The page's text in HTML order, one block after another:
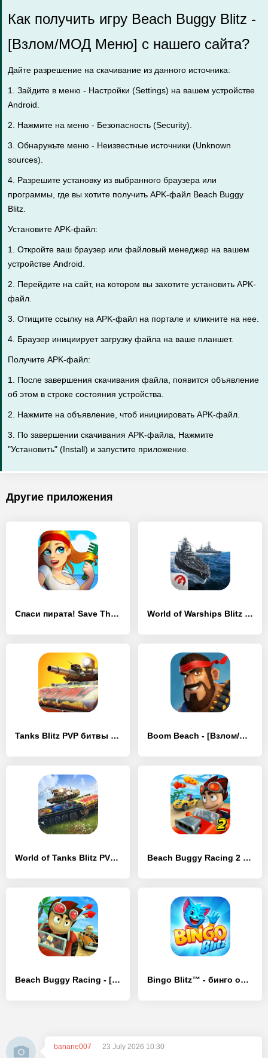
Как получить игру Beach Buggy Blitz -
[Взлом/МОД Меню] с нашего сайта?
Дайте разрешение на скачивание из данного источника:
1. Зайдите в меню - Настройки (Settings) на вашем устройстве
Android.
2. Нажмите на меню - Безопасность (Security).
3. Обнаружьте меню - Неизвестные источники (Unknown
sources).
4. Разрешите установку из выбранного браузера или
программы, где вы хотите получить APK-файл Beach Buggy
Blitz.
Установите APK-файл:
1. Откройте ваш браузер или файловый менеджер на вашем
устройстве Android.
2. Перейдите на сайт, на котором вы захотите установить APK-
файл.
3. Отищите ссылку на APK-файл на портале и кликните на нее.
4. Браузер инициирует загрузку файла на ваше планшет.
Получите APK-файл:
1. После завершения скачивания файла, появится объявление
об этом в строке состояния устройства.
2. Нажмите на объявление, чтоб инициировать APK-файл.
3. По завершении скачивания APK-файла, Нажмите
"Установить" (Install) и запустите приложение.
Другие приложения
Спаси пирата! Save The Pirate! - [Взлом/МОД Меню] World of Warships Blitz War - [Взлом/МОД Бесконечные деньги]
Tanks Blitz PVP битвы - [Взлом/МОД Все открыто] Boom Beach - [Взлом/МОД Unlocked]
World of Tanks Blitz PVP битвы - [Взлом/МОД Unlocked] Beach Buggy Racing 2 - [Взлом/МОД Много денег]
Beach Buggy Racing - [Взлом/МОД Меню] Bingo Blitz™️ - бинго онлайн - [Взлом/МОД Unlocked]
banane007
23 July 2026 10:30